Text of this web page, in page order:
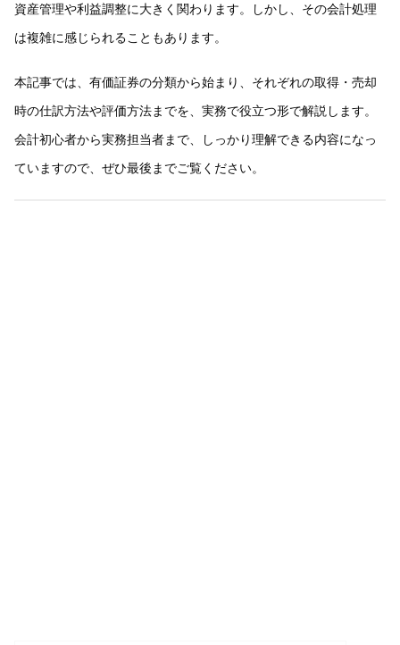
資産管理や利益調整に大きく関わります。しかし、その会計処理
は複雑に感じられることもあります。
本記事では、有価証券の分類から始まり、それぞれの取得・売却
時の仕訳方法や評価方法までを、実務で役立つ形で解説します。
会計初心者から実務担当者まで、しっかり理解できる内容になっ
ていますので、ぜひ最後までご覧ください。